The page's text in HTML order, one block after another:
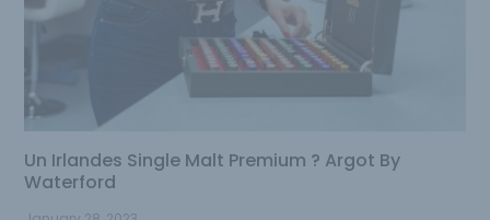
Un Irlandes Single Malt Premium ? Argot By
Waterford